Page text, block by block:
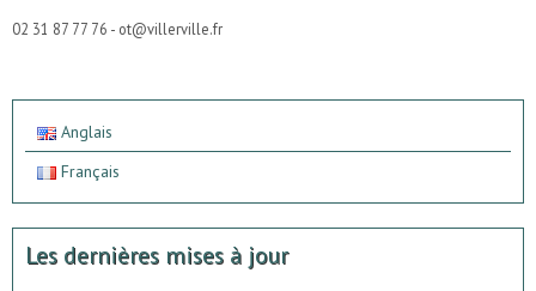
02 31 87 77 76 - ot@villerville.fr
Anglais
Français
Les dernières mises à jour